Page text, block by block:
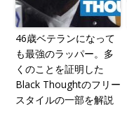
46歳ベテランになって
も最強のラッパー。多
くのことを証明した
Black Thoughtのフリー
スタイルの一部を解説